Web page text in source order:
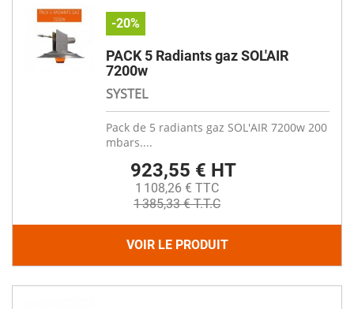
-20%
PACK 5 Radiants gaz SOL'AIR
7200w
SYSTEL
Pack de 5 radiants gaz SOL'AIR 7200w 200
mbars....
923,55 € HT
1 108,26 € TTC
1 385,33 € T.T.C
VOIR LE PRODUIT